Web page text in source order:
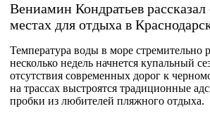
Вениамин Кондратьев
местах для отдыха в
Температура воды в море стремительно
несколько недель начнется купальный
отсутствия современных дорог к
на трассах выстроятся традиционные
пробки из любителей пляжного отдыха.